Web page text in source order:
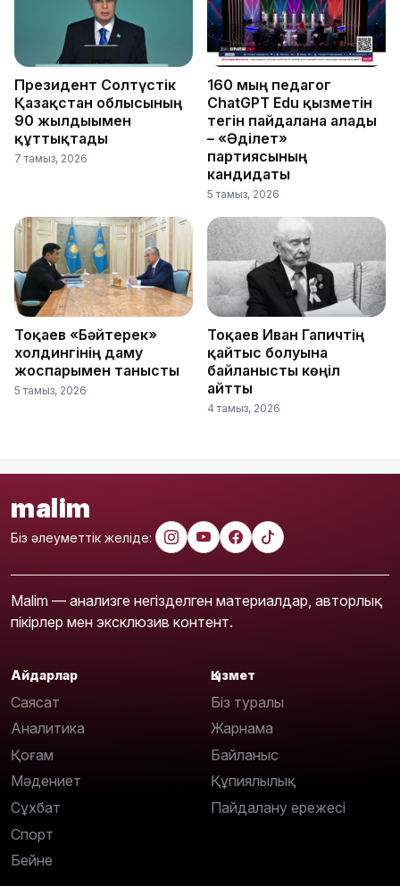
Президент Солтүстік
Қазақстан облысының
90 жылдығымен
құттықтады
7 тамыз, 2026
160 мың педагог
ChatGPT Edu қызметін
тегін пайдалана алады
– «Әділет»
партиясының
кандидаты
5 тамыз, 2026
Тоқаев «Бәйтерек»
холдингінің даму
жоспарымен танысты
5 тамыз, 2026
Тоқаев Иван Гапичтің
қайтыс болуына
байланысты көңіл
айтты
4 тамыз, 2026
malim
Біз әлеуметтік желіде:
Malim — анализге негізделген материалдар, авторлық
пікірлер мен эксклюзив контент.
Айдарлар
Саясат
Аналитика
Қоғам
Мәдениет
Сұхбат
Спорт
Бейне
Қызмет
Біз туралы
Жарнама
Байланыс
Құпиялылық
Пайдалану ережесі